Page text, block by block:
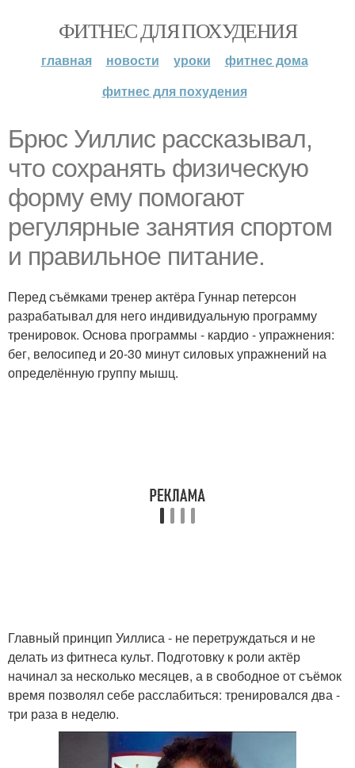
ФИТНЕС ДЛЯ ПОХУДЕНИЯ
главная новости уроки
фитнес дома
фитнес для похудения
Брюс Уиллис рассказывал,
что сохранять физическую
форму ему помогают
регулярные занятия спортом
и правильное питание.
Перед съёмками тренер актёра Гуннар петерсон
разрабатывал для него индивидуальную программу
тренировок. Основа программы - кардио - упражнения:
бег, велосипед и 20-30 минут силовых упражнений на
определённую группу мышц.
Главный принцип Уиллиса - не перетруждаться и не
делать из фитнеса культ. Подготовку к роли актёр
начинал за несколько месяцев, а в свободное от съёмок
время позволял себе расслабиться: тренировался два -
три раза в неделю.